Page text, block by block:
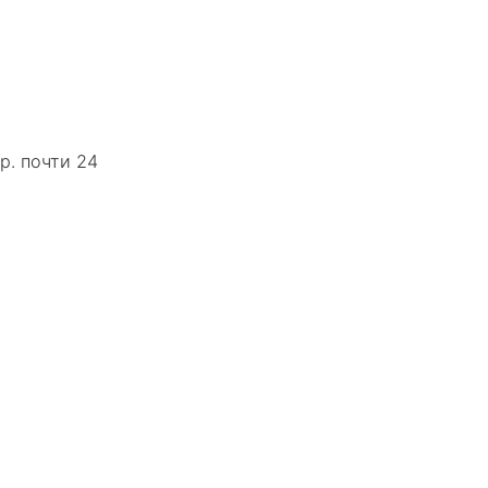
почти 24